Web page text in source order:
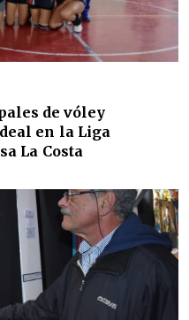
de vóley
en la Liga
La Costa